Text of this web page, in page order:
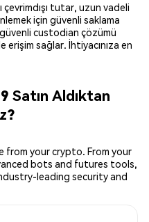
çevrimdışı tutar, uzun vadeli
için güvenli saklama
custodian çözümü
erişim sağlar. İhtiyacınıza en
Satın Aldıktan
from your crypto. From your
bots and futures tools,
leading security and